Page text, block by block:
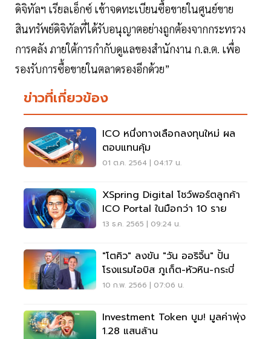
ดิจิทัลฯ เรียลเอ็กซ์ เข้าจดทะเบียนซื้อขายในศูนย์ขาย
สินทรัพย์ดิจิทัลที่ได้รับอนุญาตอย่างถูกต้องจากกระทรวง
การคลัง ภายใต้การกำกับดูแลของสำนักงาน ก.ล.ต. เพื่อ
รองรับการซื้อขายในตลาดรองอีกด้วย”
ข่าวที่เกี่ยวข้อง
ICO หนึ่งทางเลือกลงทุนใหม่ ผล
ตอบแทนคุ้ม
01 ต.ค. 2564 | 04:17 น.
XSpring Digital โชว์พอร์ตลูกค้า
ICO Portal ในมือกว่า 10 ราย
13 ธ.ค. 2565 | 09:24 น.
"โตคิว" ลงขัน "วัน ออริจิ้น" ปั้น
โรงแรมไอบิส ภูเก็ต-หัวหิน-กระบี่
10 ก.พ. 2566 | 07:06 น.
Investment Token บูม! มูลค่าพุ่ง
1.28 แสนล้าน